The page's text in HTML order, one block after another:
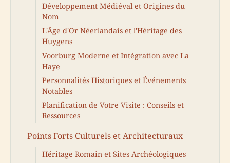
Développement Médiéval et Origines du
Nom
L'Âge d'Or Néerlandais et l'Héritage des
Huygens
Voorburg Moderne et Intégration avec La
Haye
Personnalités Historiques et Événements
Notables
Planification de Votre Visite : Conseils et
Ressources
Points Forts Culturels et Architecturaux
Héritage Romain et Sites Archéologiques